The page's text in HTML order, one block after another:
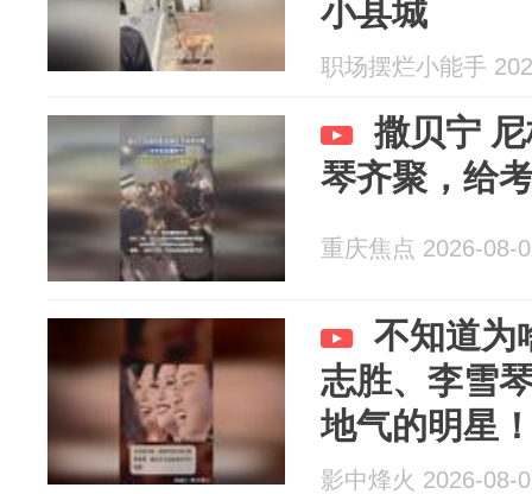
小县城
职场摆烂小能手
撒贝宁
琴齐聚，给
重庆焦点 2026-08-
不知道为
志胜、李雪
地气的明星
影中烽火 2026-08-